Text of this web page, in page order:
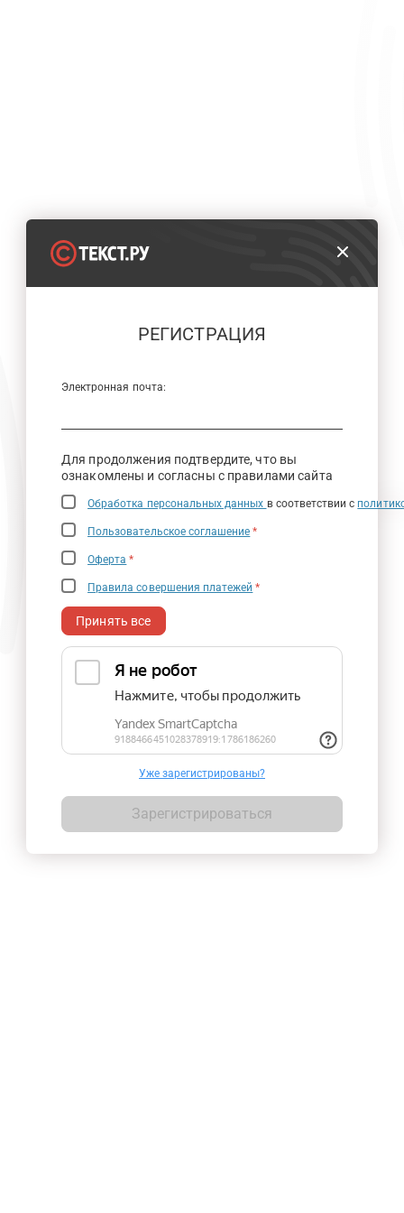
РЕГИСТРАЦИЯ
Электронная почта:
Для продолжения подтвердите, что вы
ознакомлены и согласны с правилами сайта
Обработка персональных данных в соответствии с
Пользовательское соглашение *
Оферта *
Правила совершения платежей *
Принять все
Уже зарегистрированы?
Зарегистрироваться